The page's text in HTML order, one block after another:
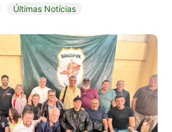
Últimas Notícias